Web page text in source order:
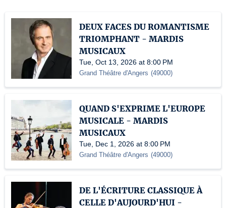
DEUX FACES DU ROMANTISME
TRIOMPHANT - MARDIS
MUSICAUX
Tue, Oct 13, 2026 at 8:00 PM
Grand Théâtre d'Angers (49000)
QUAND S'EXPRIME L'EUROPE
MUSICALE - MARDIS
MUSICAUX
Tue, Dec 1, 2026 at 8:00 PM
Grand Théâtre d'Angers (49000)
DE L'ÉCRITURE CLASSIQUE À
CELLE D'AUJOURD'HUI -